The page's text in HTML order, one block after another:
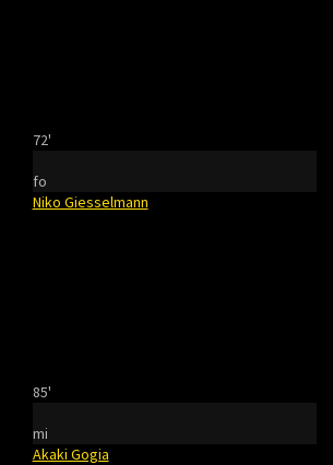
72'
fo
Niko Giesselmann
85'
mi
Akaki Gogia